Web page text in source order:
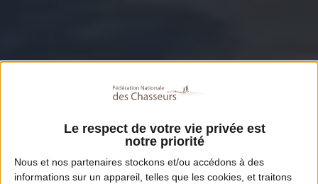
Le respect de votre vie privée est
notre priorité
Nous et nos partenaires stockons et/ou accédons à des
informations sur un appareil, telles que les cookies, et traitons